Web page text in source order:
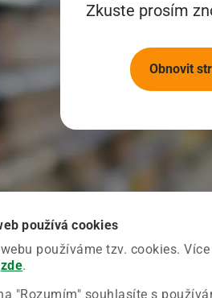
používá cookies
používáme tzv. cookies.
zde.
"Rozumím" souhlasíte s
Zkuste prosím
Obnovit